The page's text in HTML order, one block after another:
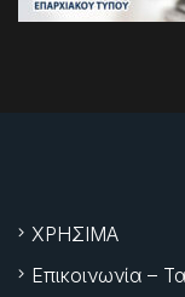
ΧΡΗΣΙΜΑ
Επικοινωνία –